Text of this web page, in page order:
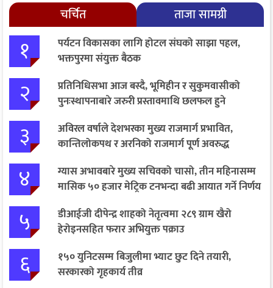
चर्चित ताजा सामग्री
१
पर्यटन विकासका लागि होटल संघको साझा पहल,
भक्तपुरमा संयुक्त बैठक
२
प्रतिनिधिसभा आज बस्दै, भूमिहीन र सुकुमवासीको
पुनःस्थापनाबारे जरुरी प्रस्तावमाथि छलफल हुने
३
अविरल वर्षाले देशभरका मुख्य राजमार्ग प्रभावित,
कान्तिलोकपथ र अरनिको राजमार्ग पूर्ण अवरुद्ध
४
ग्यास अभावबारे मुख्य सचिवको चासो, तीन महिनासम्म
मासिक ५० हजार मेट्रिक टनभन्दा बढी आयात गर्ने निर्णय
५
डीआईजी दीपेन्द्र शाहको नेतृत्वमा २८९ ग्राम खैरो
हेरोइनसहित फरार अभियुक्त पक्राउ
६
१५० युनिटसम्म बिजुलीमा भ्याट छुट दिने तयारी,
सरकारको गृहकार्य तीव्र